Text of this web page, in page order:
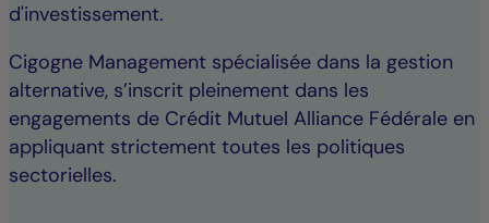
d'investissement.
Cigogne Management spécialisée dans la gestion
alternative, s’inscrit pleinement dans les
engagements de Crédit Mutuel Alliance Fédérale en
appliquant strictement toutes les politiques
sectorielles.